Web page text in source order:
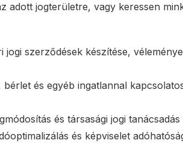
adott jogterületre, vagy keressen
jogi szerződések készítése,
bérlet és egyéb ingatlannal
és társasági jogi
és képviselet